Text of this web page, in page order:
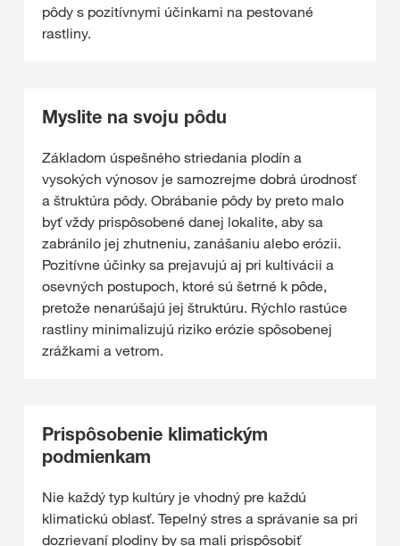
pôdy s pozitívnymi účinkami na pestované
rastliny.
Myslite na svoju pôdu
Základom úspešného striedania plodín a
vysokých výnosov je samozrejme dobrá úrodnosť
a štruktúra pôdy. Obrábanie pôdy by preto malo
byť vždy prispôsobené danej lokalite, aby sa
zabránilo jej zhutneniu, zanášaniu alebo erózii.
Pozitívne účinky sa prejavujú aj pri kultivácii a
osevných postupoch, ktoré sú šetrné k pôde,
pretože nenarúšajú jej štruktúru. Rýchlo rastúce
rastliny minimalizujú riziko erózie spôsobenej
zrážkami a vetrom.
Prispôsobenie klimatickým
podmienkam
Nie každý typ kultúry je vhodný pre každú
klimatickú oblasť. Tepelný stres a správanie sa pri
dozrievaní plodiny by sa mali prispôsobiť